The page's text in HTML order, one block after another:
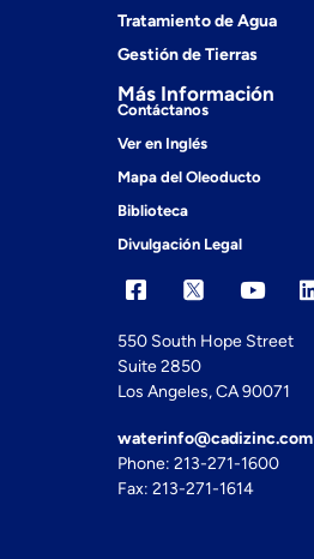
Tratamiento de Agua
Gestión de Tierras
Más Información
Contáctanos
Ver en Inglés
Mapa del Oleoducto
Biblioteca
Divulgación Legal
550 South Hope Street
Suite 2850
Los Angeles, CA 90071
waterinfo@cadizinc.com
Phone: 213-271-1600
Fax: 213-271-1614